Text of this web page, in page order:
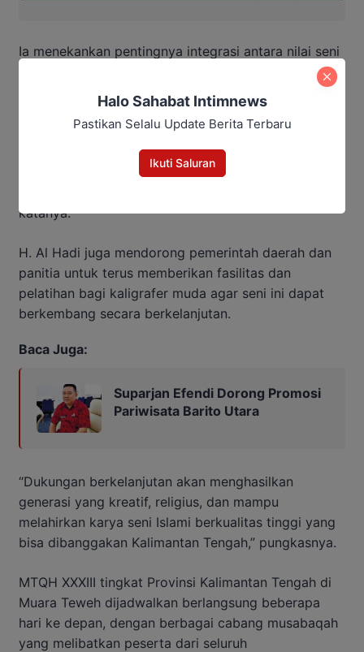
Ia menekankan pentingnya integrasi antara nilai seni
“Kaligrafi mengajarkan kesabaran, ketelitian, dan
kecintaan terhadap Al-Qur’an. Peserta yang terlibat
tidak hanya belajar membuat karya, tetapi juga
katanya.
H. Al Hadi juga mendorong pemerintah daerah dan
panitia untuk terus memberikan fasilitas dan
pelatihan bagi kaligrafer muda agar seni ini dapat
berkembang secara berkelanjutan.
Baca Juga:
Suparjan Efendi Dorong Promosi
Pariwisata Barito Utara
“Dukungan berkelanjutan akan menghasilkan
generasi yang kreatif, religius, dan mampu
melahirkan karya seni Islami berkualitas tinggi yang
bisa dibanggakan Kalimantan Tengah,” pungkasnya.
MTQH XXXIII tingkat Provinsi Kalimantan Tengah di
Muara Teweh dijadwalkan berlangsung beberapa
hari ke depan, dengan berbagai cabang musabaqah
yang melibatkan peserta dari seluruh
Halo Sahabat Intimnews
Pastikan Selalu Update Berita Terbaru
Ikuti Saluran